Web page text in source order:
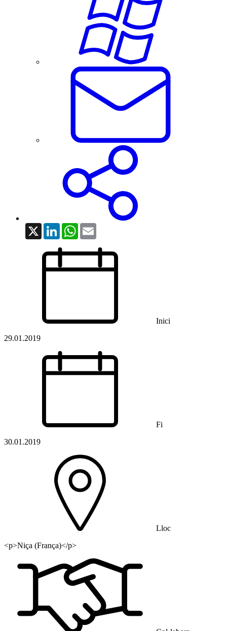
X LinkedInWhatsApp
Inici
29.01.2019
Fi
30.01.2019
Lloc
<p>Niça (França)</p>